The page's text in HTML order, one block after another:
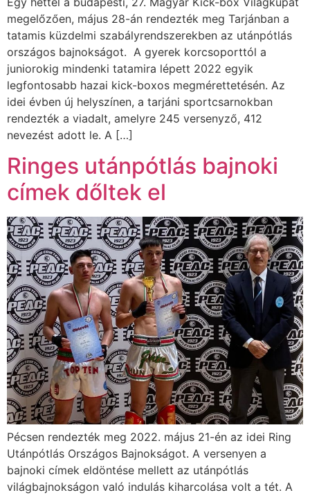
megelőzően, május 28-án rendezték meg Tarjánban a
tatamis küzdelmi szabályrendszerekben az utánpótlás
országos bajnokságot. A gyerek korcsoporttól a
juniorokig mindenki tatamira lépett 2022 egyik
legfontosabb hazai kick-boxos megmérettetésén. Az
idei évben új helyszínen, a tarjáni sportcsarnokban
rendezték a viadalt, amelyre 245 versenyző, 412
nevezést adott le. A […]
Ringes utánpótlás bajnoki
címek dőltek el
Pécsen rendezték meg 2022. május 21-én az idei Ring
Utánpótlás Országos Bajnokságot. A versenyen a
bajnoki címek eldöntése mellett az utánpótlás
világbajnokságon való indulás kiharcolása volt a tét. A